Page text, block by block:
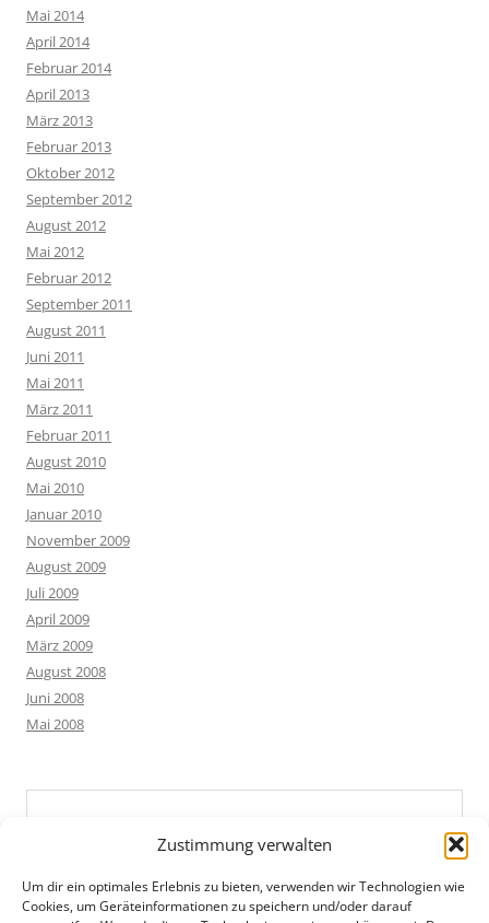
Zustimmung verwalten
Um dir ein optimales Erlebnis zu bieten, verwenden wir Technologien wie
Cookies, um Geräteinformationen zu speichern und/oder darauf
Mai 2014
April 2014
Februar 2014
April 2013
März 2013
Februar 2013
Oktober 2012
September 2012
August 2012
Mai 2012
Februar 2012
September 2011
August 2011
Juni 2011
Mai 2011
März 2011
Februar 2011
August 2010
Mai 2010
Januar 2010
November 2009
August 2009
Juli 2009
April 2009
März 2009
August 2008
Juni 2008
Mai 2008